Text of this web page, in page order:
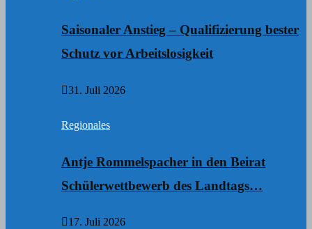
Saisonaler Anstieg – Qualifizierung bester
Schutz vor Arbeitslosigkeit
31. Juli 2026
Regionales
Antje Rommelspacher in den Beirat
Schülerwettbewerb des Landtags…
17. Juli 2026